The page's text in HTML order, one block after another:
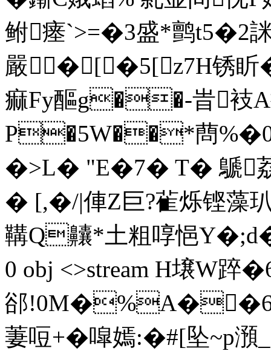
鲋瘗`>=�3盛*鹯t5�2
嚴�[�5[z7H锈盺
痲Fy醧g��-旹衼
P�5W��*蔄%
�>L� "E�7� T� 鷈荔
� [,�/|俥Z巨?雈烁铿
鞲Q齉*土粗啍悒
0 obj <>stream H壌W踤
郤
萋哣+� 噑嫣:�#[坠